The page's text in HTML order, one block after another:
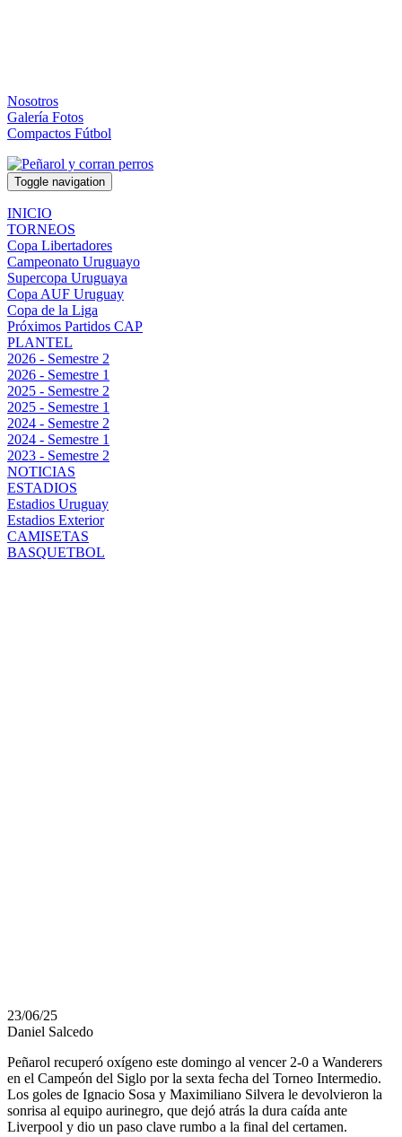
Nosotros
Galería Fotos
Compactos Fútbol
Toggle navigation
INICIO
TORNEOS
Copa Libertadores
Campeonato Uruguayo
Supercopa Uruguaya
Copa AUF Uruguay
Copa de la Liga
Próximos Partidos CAP
PLANTEL
2026 - Semestre 2
2026 - Semestre 1
2025 - Semestre 2
2025 - Semestre 1
2024 - Semestre 2
2024 - Semestre 1
2023 - Semestre 2
NOTICIAS
ESTADIOS
Estadios Uruguay
Estadios Exterior
CAMISETAS
BASQUETBOL
23/06/25
Daniel Salcedo
Peñarol recuperó oxígeno este domingo al vencer 2-0 a Wanderers
en el Campeón del Siglo por la sexta fecha del Torneo Intermedio.
Los goles de Ignacio Sosa y Maximiliano Silvera le devolvieron la
sonrisa al equipo aurinegro, que dejó atrás la dura caída ante
Liverpool y dio un paso clave rumbo a la final del certamen.